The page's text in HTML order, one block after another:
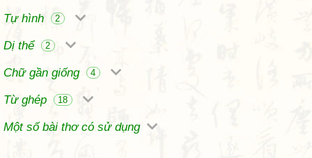
Tự hình
2
Dị thể 2
Chữ gần giống 4
Từ ghép 18
Một số bài thơ có sử dụng